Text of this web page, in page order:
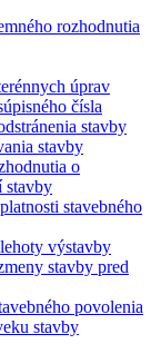
rozhodnutia
úprav
čísla
stavby
stavby
o
stavby
stavebného
výstavby
stavby pred
povolenia
stavby